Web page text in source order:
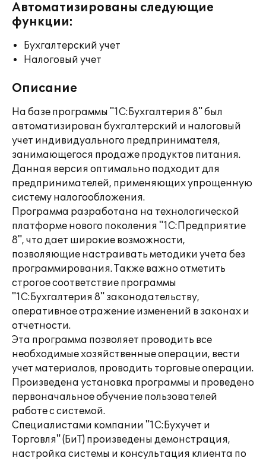
Автоматизированы следующие
функции:
Бухгалтерский учет
Налоговый учет
Описание
На базе программы "1С:Бухгалтерия 8" был
автоматизирован бухгалтерский и налоговый
учет индивидуального предпринимателя,
занимающегося продаже продуктов питания.
Данная версия оптимально подходит для
предпринимателей, применяющих упрощенную
систему налогообложения.
Программа разработана на технологической
платформе нового поколения "1С:Предприятие
8", что дает широкие возможности,
позволяющие настраивать методики учета без
программирования. Также важно отметить
строгое соответствие программы
"1С:Бухгалтерия 8" законодательству,
оперативное отражение изменений в законах и
отчетности.
Эта программа позволяет проводить все
необходимые хозяйственные операции, вести
учет материалов, проводить торговые операции.
Произведена установка программы и проведено
первоначальное обучение пользователей
работе с системой.
Специалистами компании "1С:Бухучет и
Торговля" (БиТ) произведены демонстрация,
настройка системы и консультация клиента по